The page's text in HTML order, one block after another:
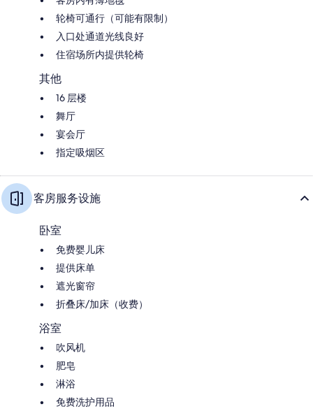
轮椅可通行（可能有限制）
入口处通道光线良好
住宿场所内提供轮椅
其他
16 层楼
舞厅
宴会厅
指定吸烟区
客房服务设施
卧室
免费婴儿床
提供床单
遮光窗帘
折叠床/加床（收费）
浴室
吹风机
肥皂
淋浴
免费洗护用品